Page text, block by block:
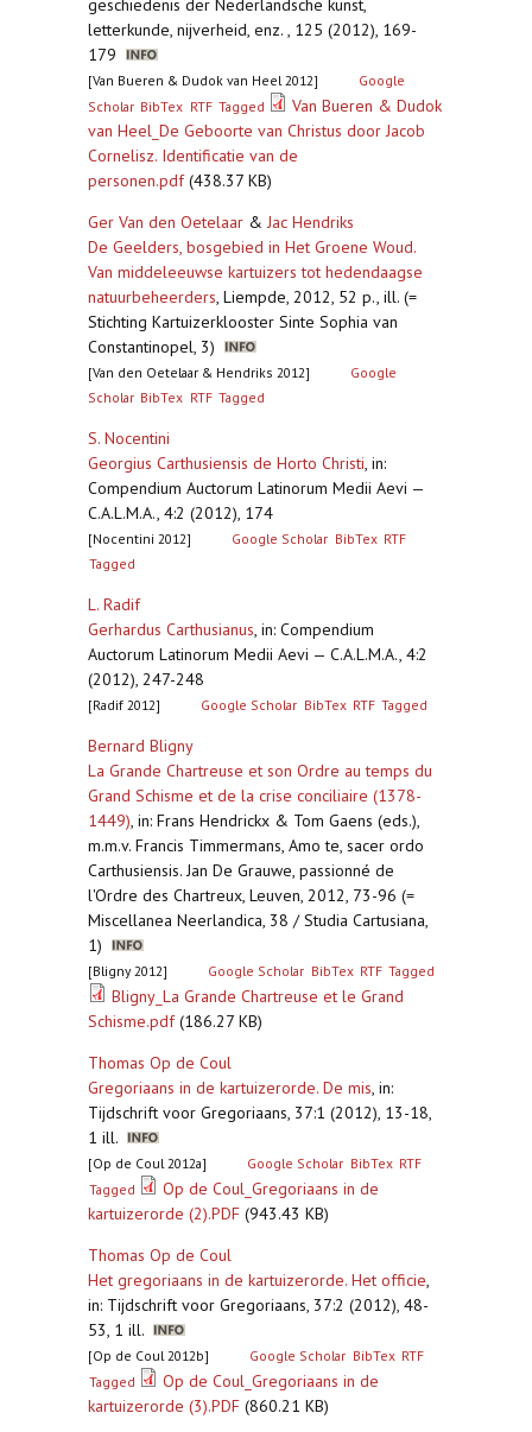
geschiedenis der Nederlandsche kunst,
letterkunde, nijverheid, enz. , 125 (2012), 169-
179
[Van Bueren & Dudok van Heel 2012]
Google
Scholar BibTex RTF Tagged
Van Bueren & Dudok
van Heel_De Geboorte van Christus door Jacob
Cornelisz. Identificatie van de
personen.pdf(438.37 KB)
Ger Van den Oetelaar & Jac Hendriks
De Geelders, bosgebied in Het Groene Woud.
Van middeleeuwse kartuizers tot hedendaagse
natuurbeheerders, Liempde, 2012, 52 p., ill. (=
Stichting Kartuizerklooster Sinte Sophia van
Constantinopel, 3)
[Van den Oetelaar & Hendriks 2012]
Google
Scholar BibTex RTF Tagged
S. Nocentini
Georgius Carthusiensis de Horto Christi, in:
Compendium Auctorum Latinorum Medii Aevi —
C.A.L.M.A., 4:2 (2012), 174
[Nocentini 2012] Google Scholar BibTex RTF
Tagged
L. Radif
Gerhardus Carthusianus, in: Compendium
Auctorum Latinorum Medii Aevi — C.A.L.M.A., 4:2
(2012), 247-248
[Radif 2012] Google Scholar BibTex RTF Tagged
Bernard Bligny
La Grande Chartreuse et son Ordre au temps du
Grand Schisme et de la crise conciliaire (1378-
1449), in: Frans Hendrickx & Tom Gaens (eds.),
m.m.v. Francis Timmermans, Amo te, sacer ordo
Carthusiensis. Jan De Grauwe, passionné de
l'Ordre des Chartreux, Leuven, 2012, 73-96 (=
Miscellanea Neerlandica, 38 / Studia Cartusiana,
1)
[Bligny 2012] Google Scholar BibTex RTF Tagged
Bligny_La Grande Chartreuse et le Grand
Schisme.pdf(186.27 KB)
Thomas Op de Coul
Gregoriaans in de kartuizerorde. De mis, in:
Tijdschrift voor Gregoriaans, 37:1 (2012), 13-18,
1 ill.
[Op de Coul 2012a] Google Scholar BibTex RTF
Tagged
Op de Coul_Gregoriaans in de
kartuizerorde (2).PDF (943.43 KB)
Thomas Op de Coul
Het gregoriaans in de kartuizerorde. Het officie,
in: Tijdschrift voor Gregoriaans, 37:2 (2012), 48-
53, 1 ill.
[Op de Coul 2012b] Google Scholar BibTex RTF
Tagged
Op de Coul_Gregoriaans in de
kartuizerorde (3).PDF (860.21 KB)